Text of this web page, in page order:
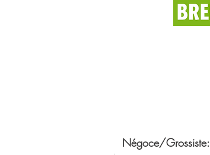
Négoce/Grossiste: